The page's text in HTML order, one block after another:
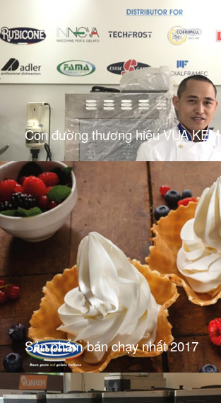
Con đường thương hiệu VUA KEM
Sản phẩm bán chạy nhất 2017